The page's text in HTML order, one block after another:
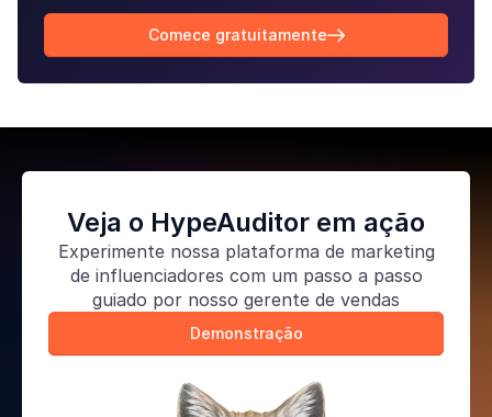

Comece gratuitamente
Veja o HypeAuditor em ação
Experimente nossa plataforma de marketing
de influenciadores com um passo a passo
guiado por nosso gerente de vendas
Demonstração